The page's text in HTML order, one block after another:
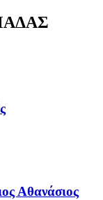
Αθανάσιος